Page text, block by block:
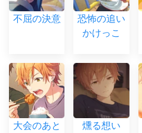
不屈の決意
恐怖の追い
かけっこ
大会のあと
燻る想い